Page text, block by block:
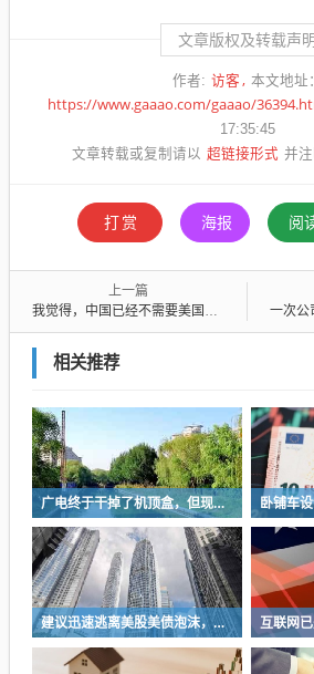
文章版权及转载声明
作者: 访客 本文地址：
https://www.gaaao.com/gaaao/
17:35:45
文章转载或复制请以 超链接形式 并
打赏 海报 阅
上一篇
我觉得，中国已经不需要美国早死 一次公司会上，领
相关推荐
广电终于干掉了机顶盒，但现在没多少人看电视了…
建议迅速逃离美股美债泡沫，AI正加速而非延缓其泡沫破裂